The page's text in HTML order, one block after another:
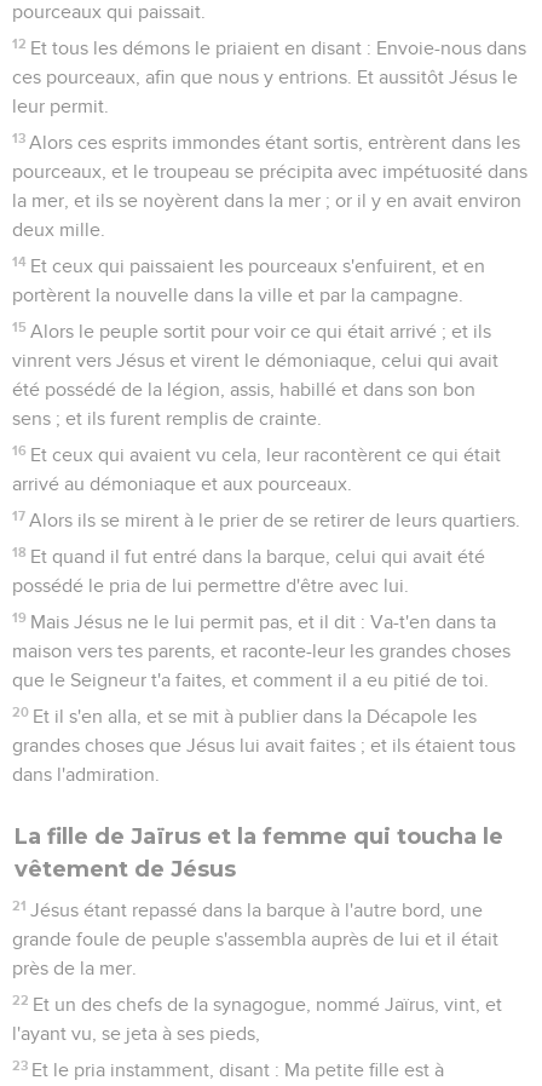
pourceaux qui paissait.
12 Et tous les démons le priaient en disant : Envoie-nous dans
ces pourceaux, afin que nous y entrions. Et aussitôt Jésus le
leur permit.
13 Alors ces esprits immondes étant sortis, entrèrent dans les
pourceaux, et le troupeau se précipita avec impétuosité dans
la mer, et ils se noyèrent dans la mer ; or il y en avait environ
deux mille.
14 Et ceux qui paissaient les pourceaux s'enfuirent, et en
portèrent la nouvelle dans la ville et par la campagne.
15 Alors le peuple sortit pour voir ce qui était arrivé ; et ils
vinrent vers Jésus et virent le démoniaque, celui qui avait
été possédé de la légion, assis, habillé et dans son bon
sens ; et ils furent remplis de crainte.
16 Et ceux qui avaient vu cela, leur racontèrent ce qui était
arrivé au démoniaque et aux pourceaux.
17 Alors ils se mirent à le prier de se retirer de leurs quartiers.
18 Et quand il fut entré dans la barque, celui qui avait été
possédé le pria de lui permettre d'être avec lui.
19 Mais Jésus ne le lui permit pas, et il dit : Va-t'en dans ta
maison vers tes parents, et raconte-leur les grandes choses
que le Seigneur t'a faites, et comment il a eu pitié de toi.
20 Et il s'en alla, et se mit à publier dans la Décapole les
grandes choses que Jésus lui avait faites ; et ils étaient tous
dans l'admiration.
La fille de Jaïrus et la femme qui toucha le
vêtement de Jésus
21 Jésus étant repassé dans la barque à l'autre bord, une
grande foule de peuple s'assembla auprès de lui et il était
près de la mer.
22 Et un des chefs de la synagogue, nommé Jaïrus, vint, et
l'ayant vu, se jeta à ses pieds,
23 Et le pria instamment, disant : Ma petite fille est à